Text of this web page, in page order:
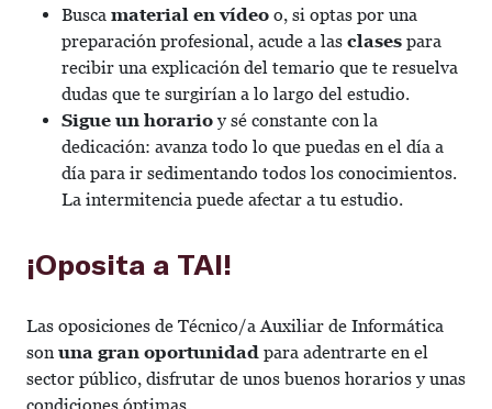
Busca material en vídeo o, si optas por una
preparación profesional, acude a las clases para
recibir una explicación del temario que te resuelva
dudas que te surgirían a lo largo del estudio.
Sigue un horarioy sé constante con la
dedicación: avanza todo lo que puedas en el día a
día para ir sedimentando todos los conocimientos.
La intermitencia puede afectar a tu estudio.
¡Oposita a TAI!
Las oposiciones de Técnico/a Auxiliar de Informática
son una gran oportunidad para adentrarte en el
sector público, disfrutar de unos buenos horarios y unas